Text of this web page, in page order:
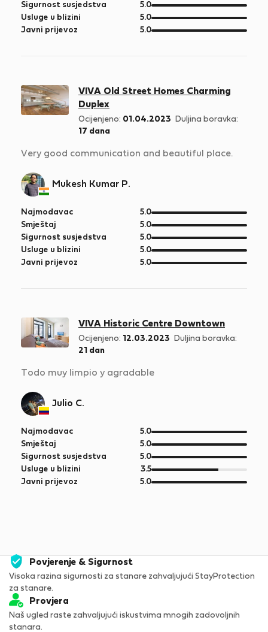
5
Sigurnost susjedstva 5.0od
5
Usluge u blizini 5.0od
5
Javni prijevoz 5.0od
VIVA Old Street Homes Charming
Duplex
Ocijenjeno: 01.04.2023
Duljina boravka:
17 dana
Very good communication and beautiful place.
Mukesh Kumar P.
Najmodavac 5.0od
5
Smještaj 5.0od
5
Sigurnost susjedstva 5.0od
5
Usluge u blizini 5.0od
5
Javni prijevoz 5.0od
VIVA Historic Centre Downtown
Ocijenjeno: 12.03.2023
Duljina boravka:
21 dan
Todo muy limpio y agradable
Julio C.
Najmodavac 5.0od
5
Smještaj 5.0od
5
Sigurnost susjedstva 5.0od
5
Usluge u blizini 3.5od
5
Javni prijevoz 5.0od
Povjerenje & Sigurnost
Visoka razina sigurnosti za stanare zahvaljujući StayProtection
za stanare.
Provjera
Naš ugled raste zahvaljujući iskustvima mnogih zadovoljnih
stanara.